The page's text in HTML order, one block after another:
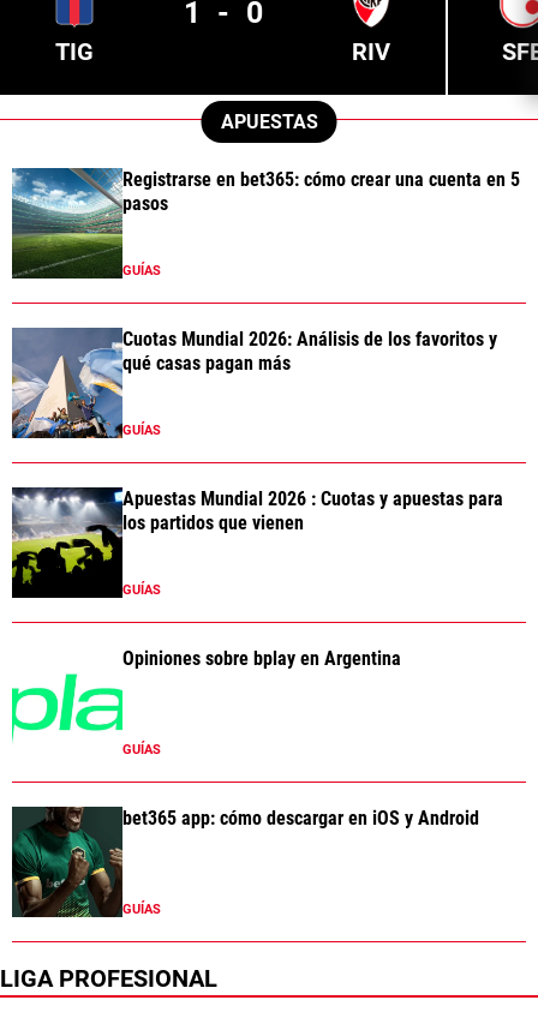
TIG
1 - 0
RIV
APUESTAS
Registrarse en bet365: cómo crear una cuenta en 5
pasos
GUÍAS
Cuotas Mundial 2026: Análisis de los favoritos y
qué casas pagan más
GUÍAS
Apuestas Mundial 2026 : Cuotas y apuestas para
los partidos que vienen
GUÍAS
Opiniones sobre bplay en Argentina
GUÍAS
bet365 app: cómo descargar en iOS y Android
GUÍAS
LIGA PROFESIONAL